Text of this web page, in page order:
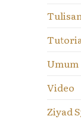
Umum
Video
Ziyad